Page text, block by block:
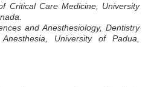
Critical Care Medicine, University
and Anesthesiology, Dentistry
University of Padua,